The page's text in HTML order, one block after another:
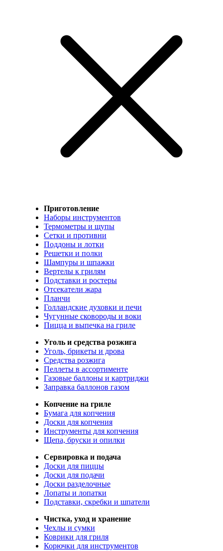
Приготовление
Наборы инструментов
Термометры и щупы
Сетки и противни
Поддоны и лотки
Решетки и полки
Шампуры и шпажки
Вертелы к грилям
Подставки и ростеры
Отсекатели жара
Планчи
Голландские духовки и печи
Чугунные сковороды и воки
Пицца и выпечка на гриле
Уголь и средства розжига
Уголь, брикеты и дрова
Средства розжига
Пеллеты в ассортименте
Газовые баллоны и картриджи
Заправка баллонов газом
Копчение на гриле
Бумага для копчения
Доски для копчения
Инструменты для копчения
Щепа, бруски и опилки
Сервировка и подача
Доски для пиццы
Доски для подачи
Доски разделочные
Лопаты и лопатки
Подставки, скребки и шпатели
Чистка, уход и хранение
Чехлы и сумки
Коврики для гриля
Корючки для инструментов